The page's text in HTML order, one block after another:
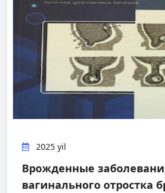
2025 yil
Врожденные
вагинального отростка